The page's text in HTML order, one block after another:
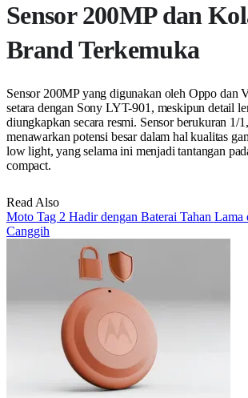
Sensor 200MP dan
Brand Terkemuka
Sensor 200MP yang digunakan oleh Oppo dan
setara dengan Sony LYT-901, meskipun detail
diungkapkan secara resmi. Sensor berukuran 1/
menawarkan potensi besar dalam hal kualitas
low light, yang selama ini menjadi tantangan
compact.
Read Also
Moto Tag 2 Hadir dengan Baterai Tahan
Canggih